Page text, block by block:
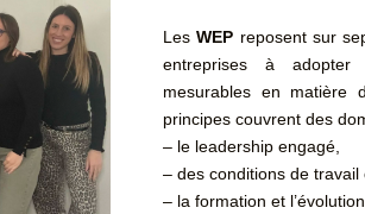
LesWEP reposent sur
entreprises à
mesurables en matière
principes couvrent des
– le leadership engagé,
– des conditions de travail
– la formation et